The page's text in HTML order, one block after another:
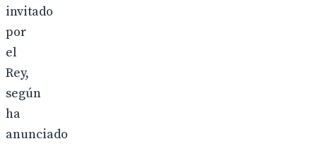
invitado
por
el
Rey,
según
ha
anunciado